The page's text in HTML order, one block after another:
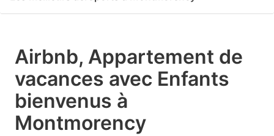
Airbnb, Appartement de
vacances avec Enfants
bienvenus à
Montmorency